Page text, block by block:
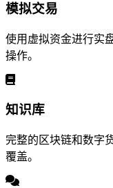
模拟交易
使用虚拟资金进行实
操作。
知识库
完整的区块链和数字
覆盖。